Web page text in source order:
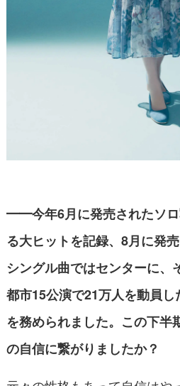
━━今年6月に発売されたソ
る大ヒットを記録、8月に発
シングル曲ではセンターに、
都市15公演で21万人を動員
を務められました。 この下半
の自信に繋がりましたか？